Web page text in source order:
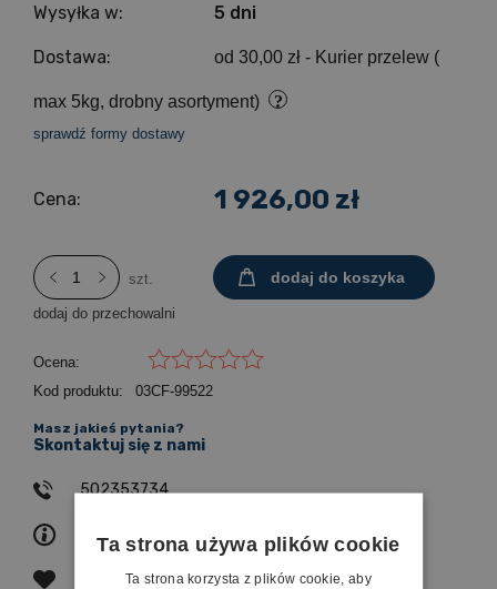
Wysyłka w: 5 dni
Dostawa: od 30,00 zł - Kurier przelew (
max 5kg, drobny asortyment)
sprawdź formy dostawy
Cena: 1 926,00 zł
szt. dodaj do koszyka
dodaj do przechowalni
Ocena:
Kod produktu:
03CF-99522
zapytaj o produkt
poleć znajomemu
Masz jakieś pytania?
Skontaktuj się z nami
502353734
Ta strona używa plików cookie
Ta strona korzysta z plików cookie, aby